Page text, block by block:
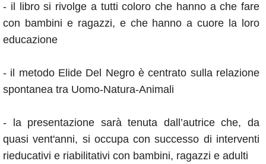
- il libro si rivolge a tutti coloro che hanno a che fare
con bambini e ragazzi, e che hanno a cuore la loro
educazione
- il metodo Elide Del Negro è centrato sulla relazione
spontanea tra Uomo-Natura-Animali
- la presentazione sarà tenuta dall’autrice che, da
quasi vent'anni, si occupa con successo di interventi
rieducativi e riabilitativi con bambini, ragazzi e adulti